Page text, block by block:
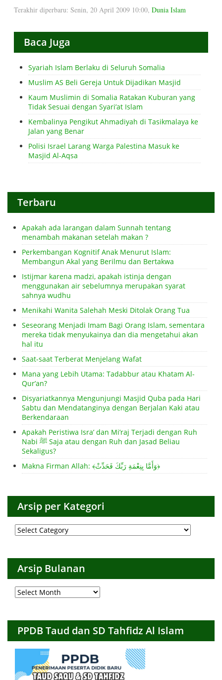
Terakhir diperbaru: Senin, 20 April 2009 10:00, Dunia Islam
Baca Juga
Syariah Islam Berlaku di Seluruh Somalia
Muslim AS Beli Gereja Untuk Dijadikan Masjid
Kaum Muslimin di Somalia Ratakan Kuburan yang
Tidak Sesuai dengan Syari’at Islam
Kembalinya Pengikut Ahmadiyah di Tasikmalaya ke
Jalan yang Benar
Polisi Israel Larang Warga Palestina Masuk ke
Masjid Al-Aqsa
Terbaru
Apakah ada larangan dalam Sunnah tentang
menambah makanan setelah makan ?
Perkembangan Kognitif Anak Menurut Islam:
Membangun Akal yang Berilmu dan Bertakwa
Istijmar karena madzi, apakah istinja dengan
menggunakan air sebelumnya merupakan syarat
sahnya wudhu
Menikahi Wanita Salehah Meski Ditolak Orang Tua
Seseorang Menjadi Imam Bagi Orang Islam, sementara
mereka tidak menyukainya dan dia mengetahui akan
hal itu
Saat-saat Terberat Menjelang Wafat
Mana yang Lebih Utama: Tadabbur atau Khatam Al-
Qur’an?
Disyariatkannya Mengunjungi Masjid Quba pada Hari
Sabtu dan Mendatanginya dengan Berjalan Kaki atau
Berkendaraan
Apakah Peristiwa Isra’ dan Mi’raj Terjadi dengan Ruh
Nabi ﷺ Saja atau dengan Ruh dan Jasad Beliau
Sekaligus?
Makna Firman Allah: ﴾وَأَمَّا بِنِعْمَةِ رَبِّكَ فَحَدِّثْ﴿
Arsip per Kategori
Arsip
per
Arsip Bulanan
Arsip
Bulanan
PPDB Taud dan SD Tahfidz Al Islam